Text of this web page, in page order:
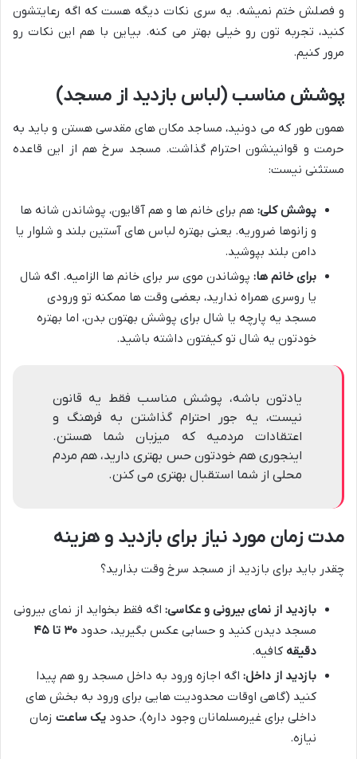
و فصلش ختم نمیشه. یه سری نکات دیگه هست که اگه رعایتشون
کنید، تجربه تون رو خیلی بهتر می کنه. بیاین با هم این نکات رو
مرور کنیم.
پوشش مناسب (لباس بازدید از مسجد)
همون طور که می دونید، مساجد مکان های مقدسی هستن و باید به
حرمت و قوانینشون احترام گذاشت. مسجد سرخ هم از این قاعده
مستثنی نیست:
پوشش کلی: هم برای خانم ها و هم آقایون، پوشاندن شانه ها
و زانوها ضروریه. یعنی بهتره لباس های آستین بلند و شلوار یا
دامن بلند بپوشید.
برای خانم ها: پوشاندن موی سر برای خانم ها الزامیه. اگه شال
یا روسری همراه ندارید، بعضی وقت ها ممکنه تو ورودی
مسجد یه پارچه یا شال برای پوشش بهتون بدن، اما بهتره
خودتون یه شال تو کیفتون داشته باشید.
یادتون باشه، پوشش مناسب فقط یه قانون
نیست، یه جور احترام گذاشتن به فرهنگ و
اعتقادات مردمیه که میزبان شما هستن.
اینجوری هم خودتون حس بهتری دارید، هم مردم
محلی از شما استقبال بهتری می کنن.
مدت زمان مورد نیاز برای بازدید و هزینه
چقدر باید برای بازدید از مسجد سرخ وقت بذارید؟
بازدید از نمای بیرونی و عکاسی: اگه فقط بخواید از نمای بیرونی
مسجد دیدن کنید و حسابی عکس بگیرید، حدود
۳۰ تا ۴۵
دقیقه کافیه.
بازدید از داخل: اگه اجازه ورود به داخل مسجد رو هم پیدا
کنید (گاهی اوقات محدودیت هایی برای ورود به بخش های
داخلی برای غیرمسلمانان وجود داره)، حدود یک ساعت زمان
نیازه.